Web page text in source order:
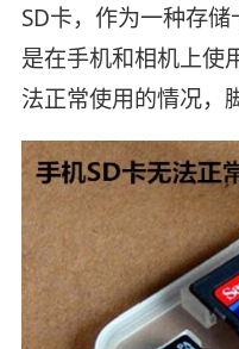
SD卡，作为一种存
是在手机和相机上使
法正常使用的情况，